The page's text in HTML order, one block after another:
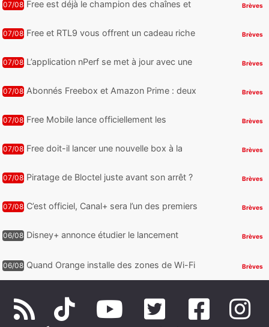
07/08 Free est déjà le champion des chaînes et
Brèves
07/08 Free et RTL9 vous offrent un cadeau riche
Brèves
07/08 L’application nPerf se met à jour avec une
Brèves
07/08 Abonnés Freebox et Amazon Prime : deux
Brèves
07/08 Free Mobile lance officiellement les
cadeaux
Brèves
07/08 Free doit-il lancer une nouvelle box à la
Brèves
07/08 Piratage de Bloctel juste avant son arrêt ?
Brèves
07/08 C’est officiel, Canal+ sera l’un des premiers
Brèves
06/08 Disney+ annonce étudier le lancement
Brèves
06/08 Quand Orange installe des zones de Wi-Fi
Brèves